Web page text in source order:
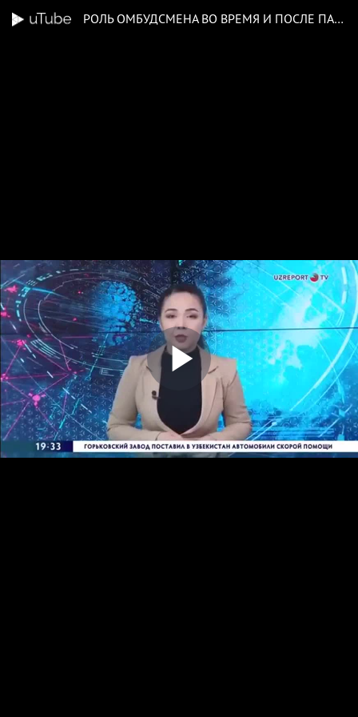
РОЛЬ ОМБУДСМЕНА ВО ВРЕМЯ И ПОСЛЕ ПАНДЕМИИ COVID-19
Play
Video